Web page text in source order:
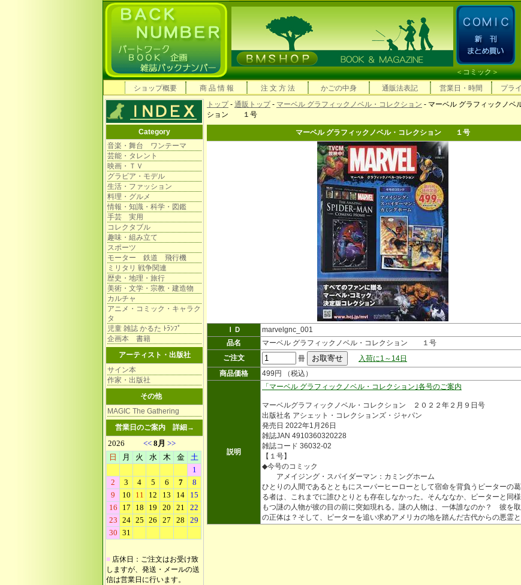
＜コミック＞
ショップ概要
商 品 情 報 注 文 方 法 かごの中身 通販法表記 営業日・時間 プラ
Category
音楽・舞台 ワンテーマ
芸能・タレント
映画・ＴＶ
グラビア・モデル
生活・ファッション
料理・グルメ
情報・知識・科学・図鑑
手芸 実用
コレクタブル
趣味・組み立て
スポーツ
モーター 鉄道 飛行機
ミリタリ 戦争関連
歴史・地理・旅行
美術・文学・宗教・建造物
カルチャ
アニメ・コミック・キャラク
タ
児童 雑誌 かるた ﾄﾗﾝﾌﾟ
企画本 書籍
アーティスト・出版社
サイン本
作家・出版社
その他
MAGIC The Gathering
営業日のご案内 詳細→
■ 店休日：ご注文はお受け致
しますが、発送・メールの送
信は営業日に行います。
トップ- 通販トップ- マーベル グラフィックノベル・コレクション - マーベル グラフィックノベ
ション １号
マーベル グラフィックノベル・コレクション １号
ＩＤ
marvelgnc_001
品名
マーベル グラフィックノベル・コレクション １号
ご注文
冊
入荷に1～14日
商品価格
499円 （税込）
説明
「マーベル グラフィックノベル・コレクション｣各号のご案内
マーベルグラフィックノベル・コレクション ２０２２年２月９日号
出版社名 アシェット・コレクションズ・ジャパン
発売日 2022年1月26日
雑誌JAN 4910360320228
雑誌コード 36032-02
【１号】
◆今号のコミック
アメイジング・スパイダーマン：カミングホーム
ひとりの人間であるとともにスーパーヒーローとして宿命を背負うピーターの
る者は、これまでに誰ひとりとも存在しなかった。そんななか、ピーターと同
もつ謎の人物が彼の目の前に突如現れる。謎の人物は、一体誰なのか？ 彼を
の正体は？そして、ピーターを追い求めアメリカの地を踏んだ古代からの悪霊